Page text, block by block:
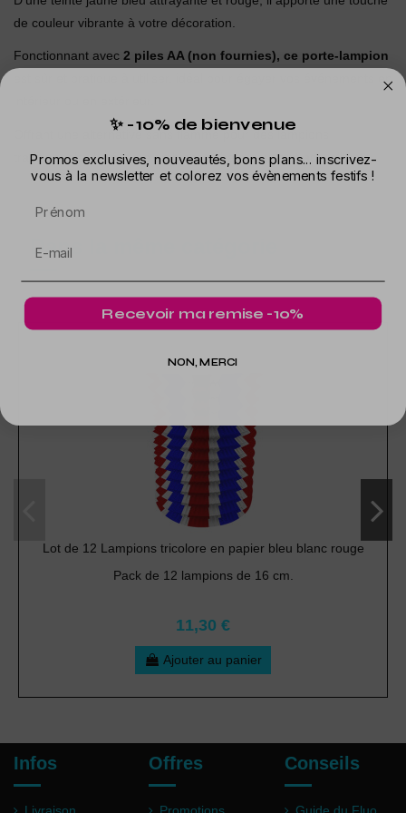
de couleur vibrante à votre décoration.
Fonctionnant avec 2 piles AA (non fournies), ce porte-lampion
est sûr et pratique à utiliser, idéal pour égayer vos événements en
Offrant une alternative sans flamme pour des lampions
traditionnels, il crée une ambiance chaleureuse et accueillante.
Dans la même catégorie
Lot de 12 Lampions tricolore en papier bleu blanc rouge
Pack de 12 lampions de 16 cm.
11,30 €
Ajouter au panier
Infos Offres Conseils
✨ -10% de bienvenue
Promos exclusives, nouveautés, bons plans... inscrivez-
vous à la newsletter et colorez vos évènements festifs !
Recevoir ma remise -10%
NON, MERCI